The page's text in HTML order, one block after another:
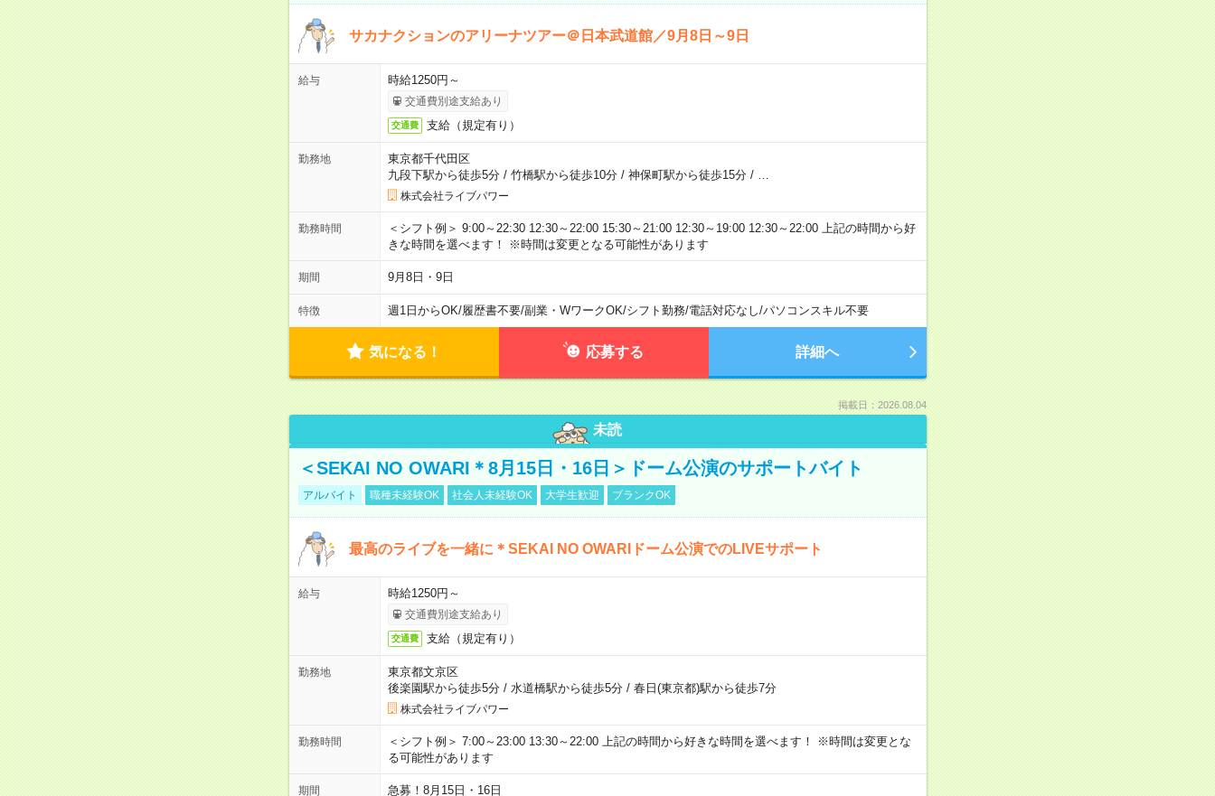
サカナクションのアリーナツアー＠日本武道館／9月8日～9日
給与 時給1250円～
交通費別途支給あり
交通費 支給（規定有り）
勤務地
東京都千代田区
九段下駅から徒歩5分/ 竹橋駅から徒歩10分/ 神保町駅から徒歩15分/
株式会社ライブパワー
勤務時間
＜シフト例＞ 9:00～22:30 12:30～22:00 15:30～21:00 12:30～19:00 12:30～22:00 上記の時間から好
きな時間を選べます！ ※時間は変更となる可能性があります
期間 9月8日・9日
特徴 週1日からOK/履歴書不要/副業・WワークOK/シフト勤務/電話対応なし/パソコンスキル不要
気になる！ 応募する 詳細へ
掲載日：2026.08.04
未読
＜SEKAI NO OWARI＊8月15日・16日＞ドーム公演のサポートバイト
アルバイト 職種未経験OK 社会人未経験OK 大学生歓迎 ブランクOK
最高のライブを一緒に＊SEKAI NO OWARIドーム公演でのLIVEサポート
給与 時給1250円～
交通費別途支給あり
交通費 支給（規定有り）
勤務地
東京都文京区
後楽園駅から徒歩5分/ 水道橋駅から徒歩5分/ 春日(東京都)駅から徒歩7分
株式会社ライブパワー
勤務時間
＜シフト例＞ 7:00～23:00 13:30～22:00 上記の時間から好きな時間を選べます！ ※時間は変更とな
る可能性があります
期間 急募！8月15日・16日